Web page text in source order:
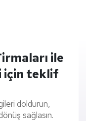
ile
için teklif
doldurun,
sağlasın.